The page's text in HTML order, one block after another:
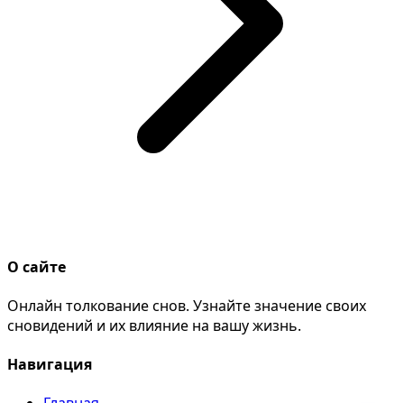
О сайте
Онлайн толкование снов. Узнайте значение своих
сновидений и их влияние на вашу жизнь.
Навигация